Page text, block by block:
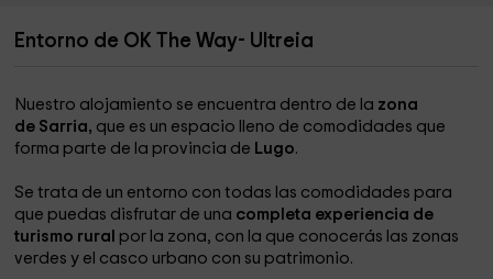
Entorno de OK The Way- Ultreia
Nuestro alojamiento se encuentra dentro de la zona
de Sarria, que es un espacio lleno de comodidades que
forma parte de la provincia de Lugo.
Se trata de un entorno con todas las comodidades para
que puedas disfrutar de una completa experiencia de
turismo rural por la zona, con la que conocerás las zonas
verdes y el casco urbano con su patrimonio.